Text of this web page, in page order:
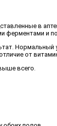
в
и
Нормальный
от
всего.